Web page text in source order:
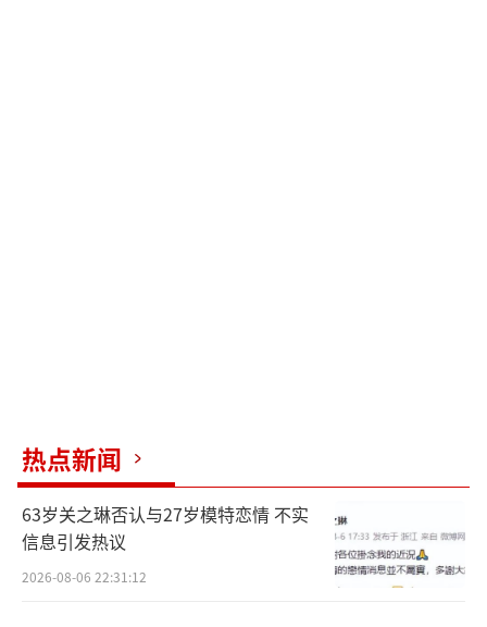
热点新闻
63岁关之琳否认与27岁模特恋情 不实
信息引发热议
2026-08-06 22:31:12